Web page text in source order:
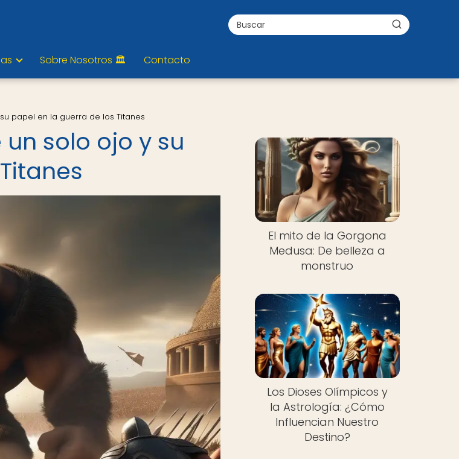
Sobre Nosotros 🏛️ Contacto
papel en la guerra de los Titanes
solo ojo y su
El mito de la Gorgona
Medusa: De belleza a
monstruo
Los Dioses Olímpicos y
la Astrología: ¿Cómo
Influencian Nuestro
Destino?